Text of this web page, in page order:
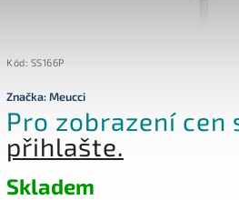
Kód: SS166P
Značka:Meucci
Pro zobrazení cen
přihlašte.
Skladem